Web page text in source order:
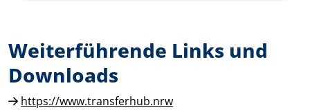
Weiterführende Links und
Downloads
https://www.transferhub.nrw